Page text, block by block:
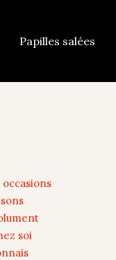
Papilles salées
soi